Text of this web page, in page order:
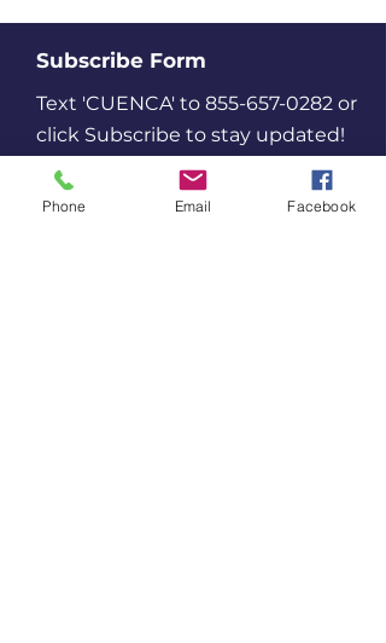
Subscribe Form
Text 'CUENCA' to 855-657-0282 or
click Subscribe to stay updated!
Subscribe
Phone Email Facebook